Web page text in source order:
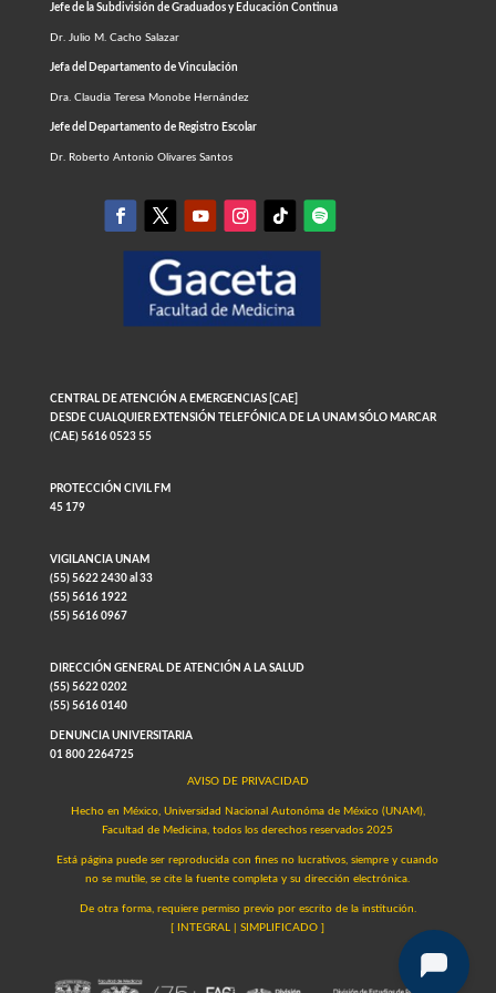
Jefe de la Subdivisión de Graduados y Educación Continua
Dr. Julio M. Cacho Salazar
Jefa del Departamento de Vinculación
Dra. Claudia Teresa Monobe Hernández
Jefe del Departamento de Registro Escolar
Dr. Roberto Antonio Olivares Santos
CENTRAL DE ATENCIÓN A EMERGENCIAS [CAE]
DESDE CUALQUIER EXTENSIÓN TELEFÓNICA DE LA UNAM SÓLO MARCAR
(CAE) 5616 0523 55
PROTECCIÓN CIVIL FM
45 179
VIGILANCIA UNAM
(55) 5622 2430 al 33
(55) 5616 1922
(55) 5616 0967
DIRECCIÓN GENERAL DE ATENCIÓN A LA SALUD
(55) 5622 0202
(55) 5616 0140
DENUNCIA UNIVERSITARIA
01 800 2264725
AVISO DE PRIVACIDAD
Hecho en México, Universidad Nacional Autonóma de México (UNAM),
Facultad de Medicina, todos los derechos reservados 2025
Está página puede ser reproducida con fines no lucrativos, siempre y cuando
no se mutile, se cite la fuente completa y su dirección electrónica.
De otra forma, requiere permiso previo por escrito de la institución.
[
INTEGRAL |SIMPLIFICADO ]